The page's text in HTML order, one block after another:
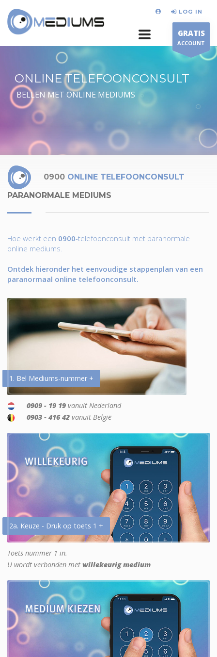
LOG IN
GRATIS
ACCOUNT
ONLINE TELEFOONCONSULT
BELLEN MET ONLINE MEDIUMS
0900 ONLINE TELEFOONCONSULT
PARANORMALE MEDIUMS
Hoe werkt een 0900-telefoonconsult met paranormale
online mediums.
Ontdek hieronder het eenvoudige stappenplan van een
paranormaal online telefoonconsult.
1. Bel Mediums-nummer +
0909 - 19 19 vanuit Nederland
0903 - 416 42 vanuit België
2a. Keuze - Druk op toets 1 +
Toets nummer 1 in.
U wordt verbonden met willekeurig medium